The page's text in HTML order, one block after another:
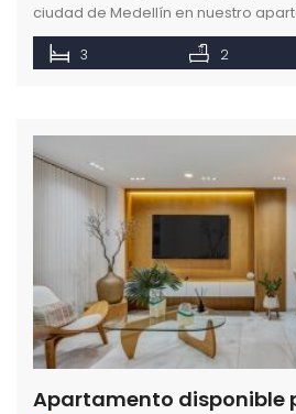
ciudad de Medellín en nuestro
disponible para la renta ubicado en
3 2